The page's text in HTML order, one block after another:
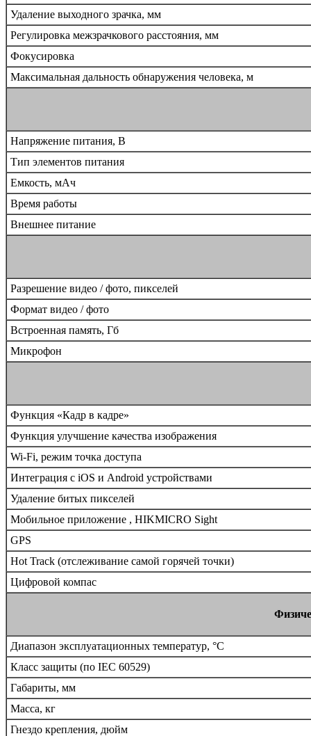
Удаление выходного зрачка, мм
Регулировка межзрачкового расстояния, мм
Фокусировка
Максимальная дальность обнаружения человека, м
Напряжение питания, B
Тип элементов питания
Емкость, мАч
Время работы
Внешнее питание
Разрешение видео / фото, пикселей
Формат видео / фото
Встроенная память, Гб
Микрофон
Функция «Кадр в кадре»
Функция улучшение качества изображения
Wi-Fi, режим точка доступа
Интеграция с iOS и Android устройствами
Удаление битых пикселей
Мобильное приложение , HIKMICRO Sight
GPS
Hot Track (отслеживание самой горячей точки)
Цифровой компас
Диапазон эксплуатационных температур, °C
Класс защиты (по IEC 60529)
Габариты, мм
Масса, кг
Гнездо крепления, дюйм